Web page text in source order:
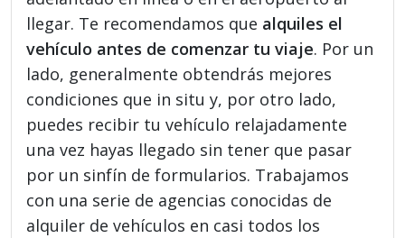
llegar. Te recomendamos que alquiles el
vehículo antes de comenzar tu viaje. Por un
lado, generalmente obtendrás mejores
condiciones que in situ y, por otro lado,
puedes recibir tu vehículo relajadamente
una vez hayas llegado sin tener que pasar
por un sinfín de formularios. Trabajamos
con una serie de agencias conocidas de
alquiler de vehículos en casi todos los